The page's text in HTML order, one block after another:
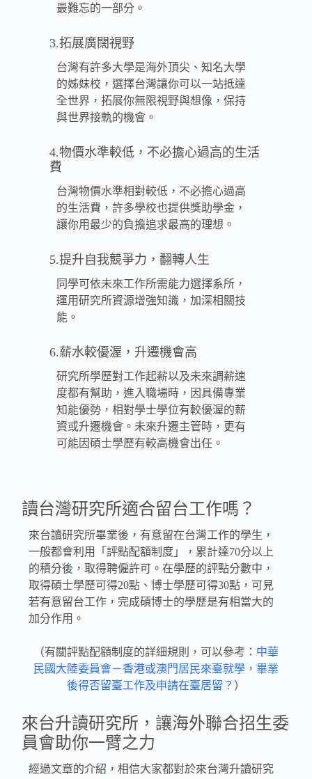
最難忘的一部分。
3.拓展廣闊視野
台灣有許多大學是海外頂尖、知名大學
的姊妹校，選擇台灣讓你可以一站抵達
全世界，拓展你無限視野與想像，保持
與世界接軌的機會。
4.物價水準較低，不必擔心過高的生活
費
台灣物價水準相對較低，不必擔心過高
的生活費，許多學校也提供獎助學金，
讓你用最少的負擔追求最高的理想。
5.提升自我競爭力，翻轉人生
同學可依未來工作所需能力選擇系所，
運用研究所資源增強知識，加深相關技
能。
6.薪水較優渥，升遷機會高
研究所學歷對工作起薪以及未來調薪速
度都有幫助，進入職場時，因具備專業
知能優勢，相對學士學位有較優渥的薪
資或升遷機會。未來升遷主管時，更有
可能因碩士學歷有較高機會出任。
讀台灣研究所適合留台工作嗎？
來台讀研究所畢業後，有意留在台灣工作的學生，
一般都會利用「評點配額制度」，累計達70分以上
的積分後，取得聘僱許可。在學歷的評點分數中，
取得碩士學歷可得20點、博士學歷可得30點，可見
若有意留台工作，完成碩博士的學歷是有相當大的
加分作用。
（有關評點配額制度的詳細規則，可以參考： 中華
民國大陸委員會－香港或澳門居民來臺就學，畢業
後得否留臺工作及申請在臺居留？ ）
來台升讀研究所，讓海外聯合招生委
員會助你一臂之力
經過文章的介紹，相信大家都對於來台灣升讀研究